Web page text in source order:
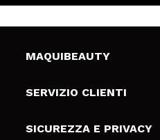
MAQUIBEAUTY
Chi siamo
Gift Cards
SERVIZIO CLIENTI
Spedizioni & Resi
SICUREZZA E PRIVACY